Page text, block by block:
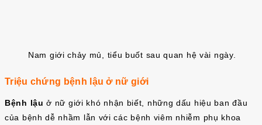
Nam giới chảy mủ, tiểu buốt sau quan hệ vài ngày.
Triệu chứng bệnh lậu ở nữ giới
Bệnh lậu ở nữ giới khó nhận biết, những dấu hiệu ban đầu
của bệnh dễ nhầm lẫn với các bệnh viêm nhiễm phụ khoa